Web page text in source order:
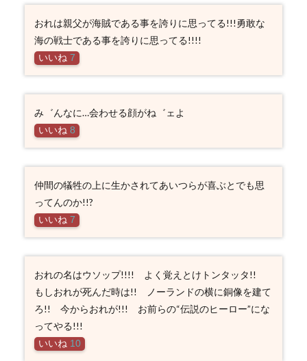
おれは親父が海賊である事を誇りに思ってる!!!勇敢な
海の戦士である事を誇りに思ってる!!!!
いいね 7
み゛んなに…会わせる顔がね゛ェよ
いいね 8
仲間の犠牲の上に生かされてあいつらが喜ぶとでも思
ってんのか!!?
いいね 7
おれの名はウソップ!!!! よく覚えとけトンタッタ!!
もしおれが死んだ時は!! ノーランドの横に銅像を建て
ろ!! 今からおれが!!! お前らの“伝説のヒーロー”にな
ってやる!!!
いいね 10